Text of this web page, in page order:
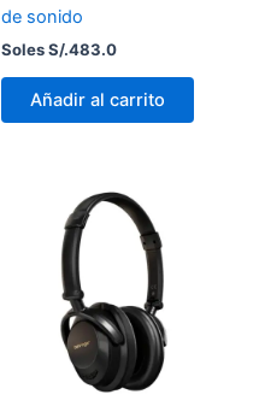
de sonido
Soles S/.483.0
Añadir al carrito